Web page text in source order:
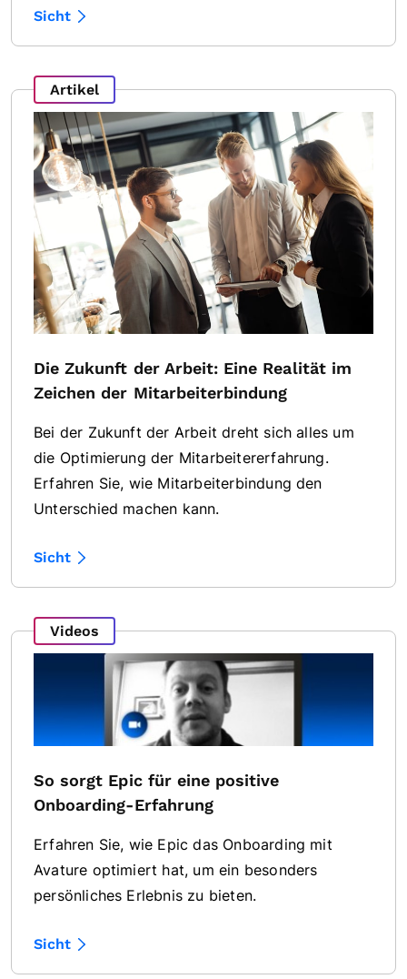
Sicht
Artikel
Die Zukunft der Arbeit: Eine Realität im
Zeichen der Mitarbeiterbindung
Bei der Zukunft der Arbeit dreht sich alles um
die Optimierung der Mitarbeitererfahrung.
Erfahren Sie, wie Mitarbeiterbindung den
Unterschied machen kann.
Sicht
Videos
So sorgt Epic für eine positive
Onboarding-Erfahrung
Erfahren Sie, wie Epic das Onboarding mit
Avature optimiert hat, um ein besonders
persönliches Erlebnis zu bieten.
Sicht